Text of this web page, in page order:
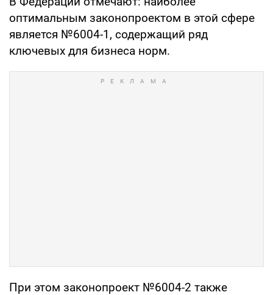
оптимальным законопроектом в этой сфере
является №6004-1, содержащий ряд
ключевых для бизнеса норм.
При этом законопроект №6004-2 также